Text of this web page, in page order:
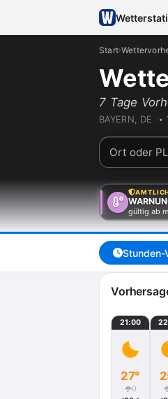
Start›
7 Tage
BAYERN, DE
gültig ab
Stunden-
21:00
27°
0